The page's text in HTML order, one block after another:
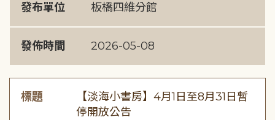
發布單位 板橋四維分館
發佈時間 2026-05-08
標題
【淡海小書房】4月1日至8月31日暫
停開放公告